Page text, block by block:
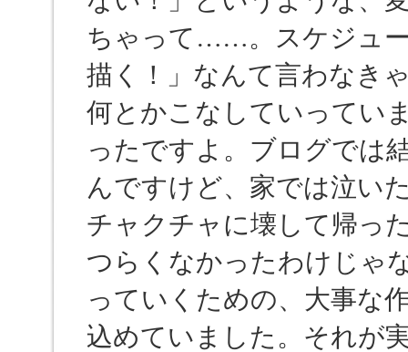
ちゃって……。スケジュ
描く！」なんて言わなき
何とかこなしていってい
ったですよ。ブログでは
んですけど、家では泣い
チャクチャに壊して帰っ
つらくなかったわけじゃ
っていくための、大事
込めていました。それが